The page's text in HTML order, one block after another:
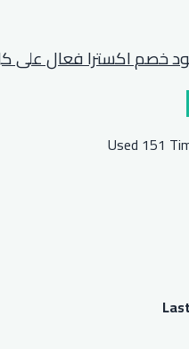
خصم اكسترا فعال على
Used 151